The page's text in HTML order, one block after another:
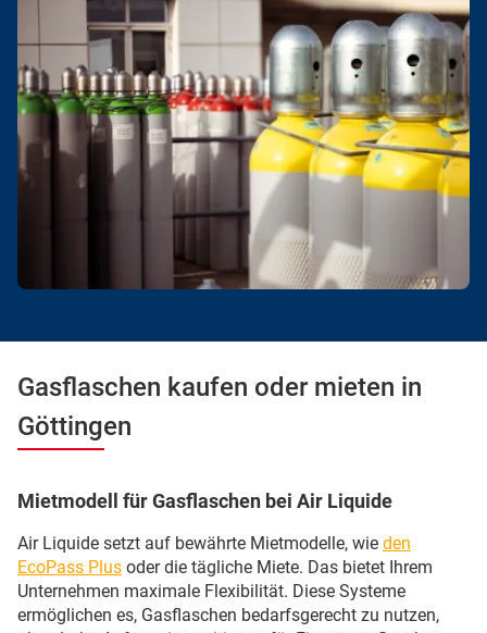
Gasflaschen kaufen oder mieten in
Göttingen
Mietmodell für Gasflaschen bei Air Liquide
Air Liquide setzt auf bewährte Mietmodelle, wie den
EcoPass Plus oder die tägliche Miete. Das bietet Ihrem
Unternehmen maximale Flexibilität. Diese Systeme
ermöglichen es, Gasflaschen bedarfsgerecht zu nutzen,